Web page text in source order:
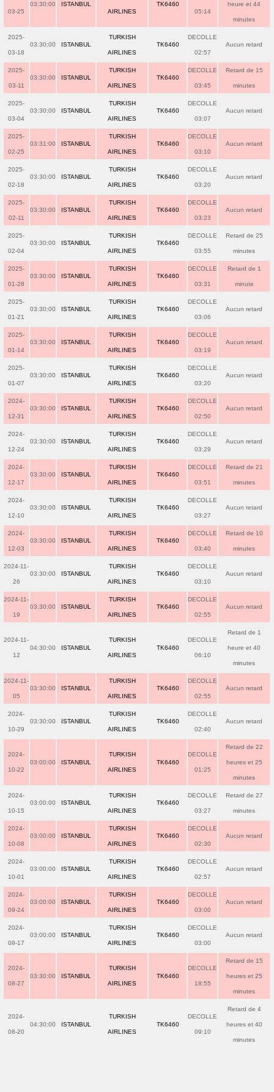
03-25
03:30:00 ISTANBUL
AIRLINES
TK6460
05:14
heure et 44
minutes
2025-
03-18
03:30:00 ISTANBUL
TURKISH
AIRLINES
TK6460
DECOLLE
02:57
Aucun retard
2025-
03-11
03:30:00 ISTANBUL
TURKISH
AIRLINES
TK6460
DECOLLE
03:45
Retard de 15
minutes
2025-
03-04
03:30:00 ISTANBUL
TURKISH
AIRLINES
TK6460
DECOLLE
03:07
Aucun retard
2025-
02-25
03:31:00 ISTANBUL
TURKISH
AIRLINES
TK6460
DECOLLE
03:10
Aucun retard
2025-
02-18
03:30:00 ISTANBUL
TURKISH
AIRLINES
TK6460
DECOLLE
03:20
Aucun retard
2025-
02-11
03:30:00 ISTANBUL
TURKISH
AIRLINES
TK6460
DECOLLE
03:23
Aucun retard
2025-
02-04
03:30:00 ISTANBUL
TURKISH
AIRLINES
TK6460
DECOLLE
03:55
Retard de 25
minutes
2025-
01-28
03:30:00 ISTANBUL
TURKISH
AIRLINES
TK6460
DECOLLE
03:31
Retard de 1
minute
2025-
01-21
03:30:00 ISTANBUL
TURKISH
AIRLINES
TK6460
DECOLLE
03:06
Aucun retard
2025-
01-14
03:30:00 ISTANBUL
TURKISH
AIRLINES
TK6460
DECOLLE
03:19
Aucun retard
2025-
01-07
03:30:00 ISTANBUL
TURKISH
AIRLINES
TK6460
DECOLLE
03:20
Aucun retard
2024-
12-31
03:30:00 ISTANBUL
TURKISH
AIRLINES
TK6460
DECOLLE
02:50
Aucun retard
2024-
12-24
03:30:00 ISTANBUL
TURKISH
AIRLINES
TK6460
DECOLLE
03:29
Aucun retard
2024-
12-17
03:30:00 ISTANBUL
TURKISH
AIRLINES
TK6460
DECOLLE
03:51
Retard de 21
minutes
2024-
12-10
03:30:00 ISTANBUL
TURKISH
AIRLINES
TK6460
DECOLLE
03:27
Aucun retard
2024-
12-03
03:30:00 ISTANBUL
TURKISH
AIRLINES
TK6460
DECOLLE
03:40
Retard de 10
minutes
2024-11-
26
03:30:00 ISTANBUL
TURKISH
AIRLINES
TK6460
DECOLLE
03:10
Aucun retard
2024-11-
19
03:30:00 ISTANBUL
TURKISH
AIRLINES
TK6460
DECOLLE
02:55
Aucun retard
2024-11-
12
04:30:00 ISTANBUL
TURKISH
AIRLINES
TK6460
DECOLLE
06:10
Retard de 1
heure et 40
minutes
2024-11-
05
03:30:00 ISTANBUL
TURKISH
AIRLINES
TK6460
DECOLLE
02:55
Aucun retard
2024-
10-29
03:30:00 ISTANBUL
TURKISH
AIRLINES
TK6460
DECOLLE
02:40
Aucun retard
2024-
10-22
03:00:00 ISTANBUL
TURKISH
AIRLINES
TK6460
DECOLLE
01:25
Retard de 22
heures et 25
minutes
2024-
10-15
03:00:00 ISTANBUL
TURKISH
AIRLINES
TK6460
DECOLLE
03:27
Retard de 27
minutes
2024-
10-08
03:00:00 ISTANBUL
TURKISH
AIRLINES
TK6460
DECOLLE
02:30
Aucun retard
2024-
10-01
03:00:00 ISTANBUL
TURKISH
AIRLINES
TK6460
DECOLLE
02:57
Aucun retard
2024-
09-24
03:00:00 ISTANBUL
TURKISH
AIRLINES
TK6460
DECOLLE
03:00
Aucun retard
2024-
09-17
03:00:00 ISTANBUL
TURKISH
AIRLINES
TK6460
DECOLLE
03:00
Aucun retard
2024-
08-27
03:30:00 ISTANBUL
TURKISH
AIRLINES
TK6460
DECOLLE
18:55
Retard de 15
heures et 25
minutes
2024-
08-20
04:30:00 ISTANBUL
TURKISH
AIRLINES
TK6460
DECOLLE
09:10
Retard de 4
heures et 40
minutes